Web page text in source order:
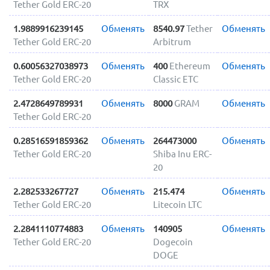
Tether Gold ERC-20 TRX
1.9889916239145
Tether Gold ERC-20
Обменять 8540.97Tether
Arbitrum
Обменять
0.60056327038973
Tether Gold ERC-20
Обменять 400 Ethereum
Classic ETC
Обменять
2.4728649789931
Tether Gold ERC-20
Обменять 8000 GRAM Обменять
0.28516591859362
Tether Gold ERC-20
Обменять
264473000
Shiba Inu ERC-
20
Обменять
2.282533267727
Tether Gold ERC-20
Обменять
215.474
Litecoin LTC
Обменять
2.2841110774883
Tether Gold ERC-20
Обменять
140905
Dogecoin
DOGE
Обменять